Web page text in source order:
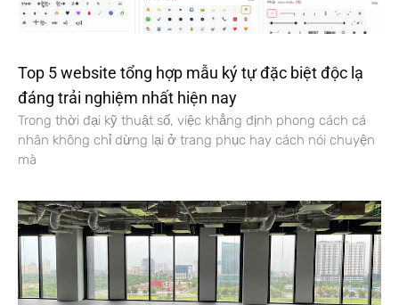
Top 5 website tổng hợp mẫu ký tự đặc biệt độc lạ
đáng trải nghiệm nhất hiện nay
Trong thời đại kỹ thuật số, việc khẳng định phong cách cá
nhân không chỉ dừng lại ở trang phục hay cách nói chuyện
mà